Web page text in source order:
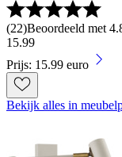
(22)Beoordeeld met
15.99
Prijs: 15.99 euro
Bekijk alles in